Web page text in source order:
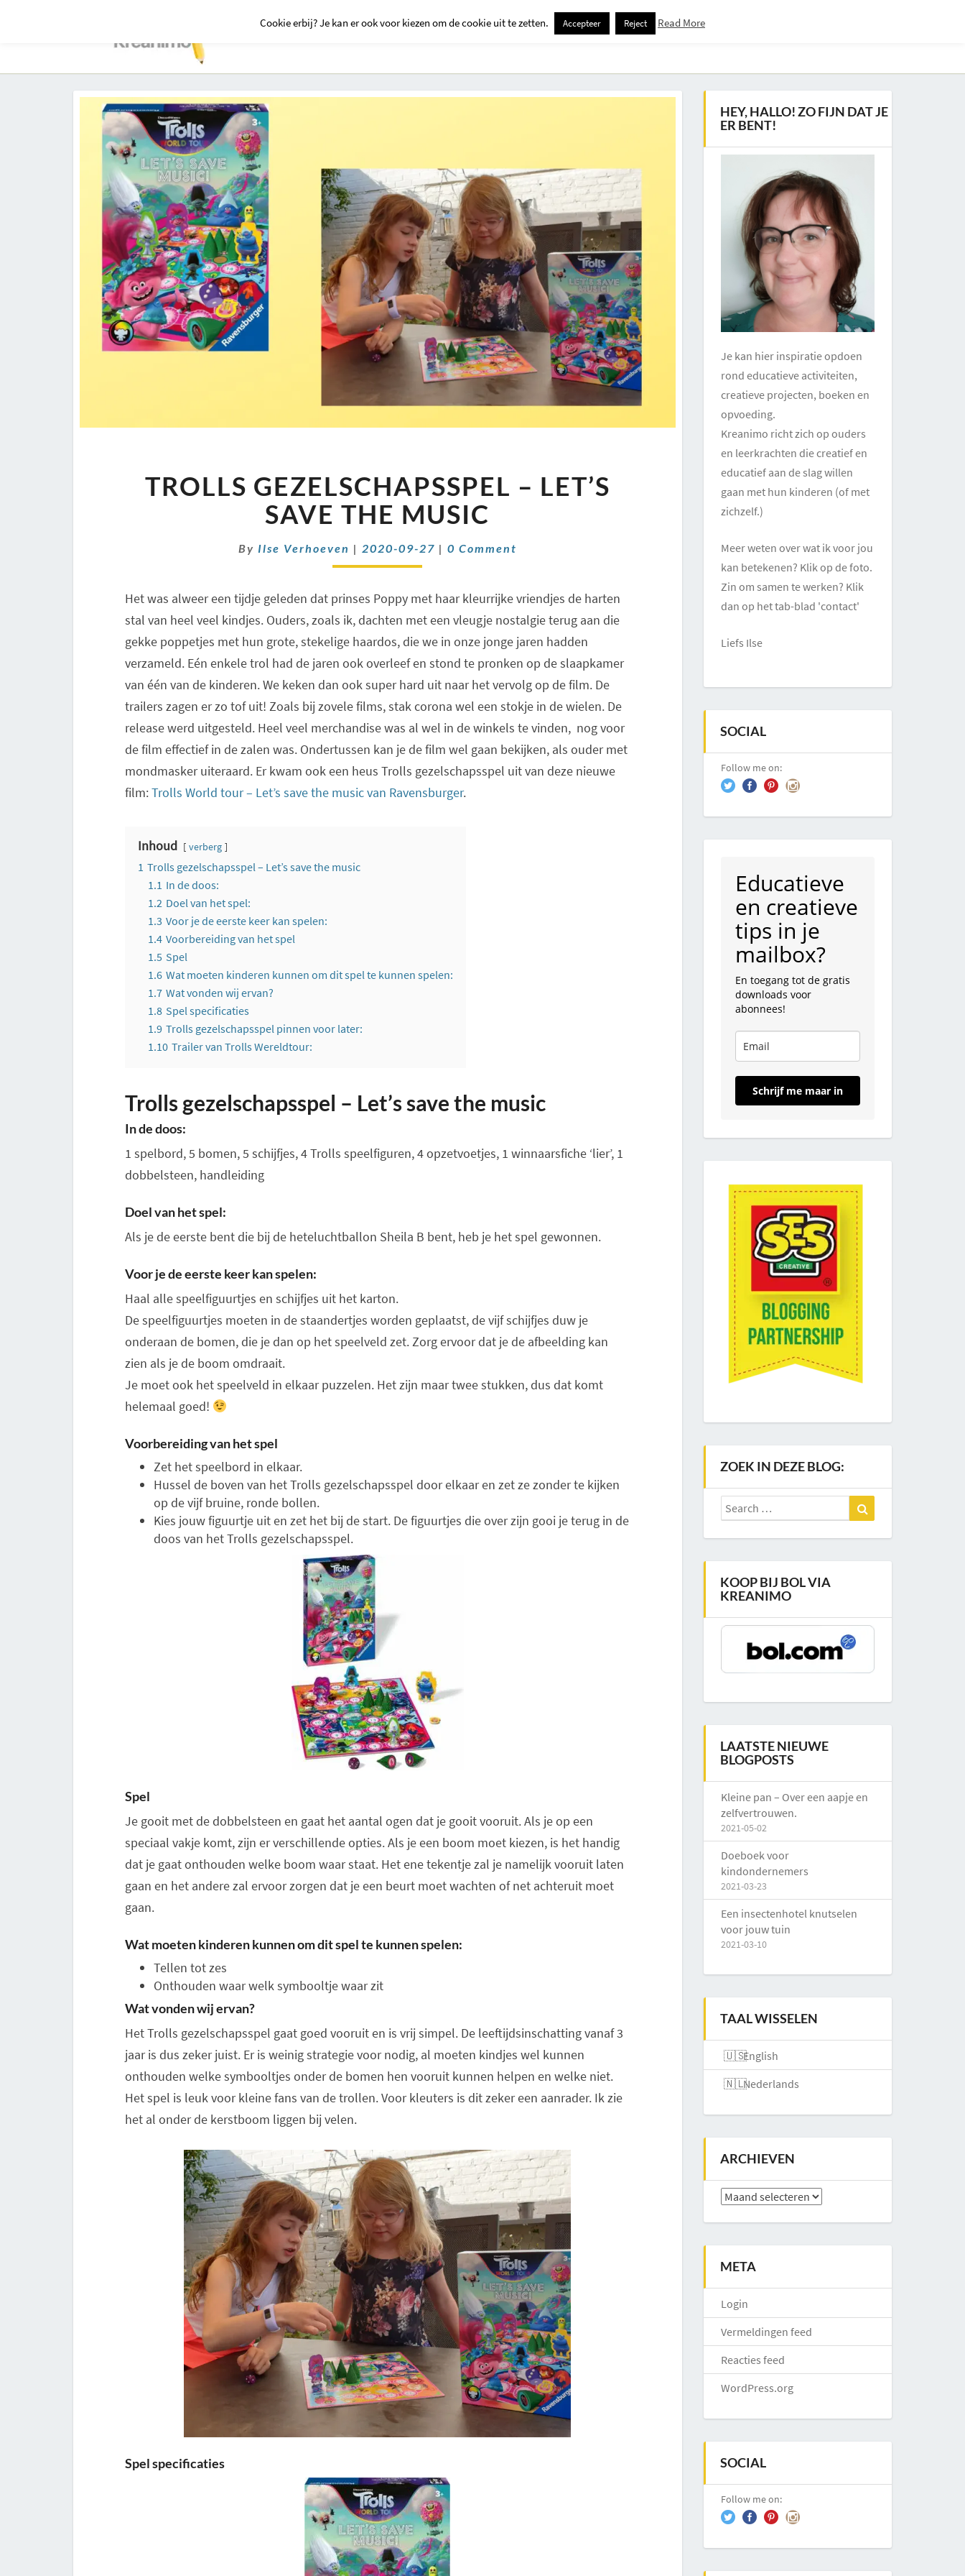
Contact Kids Creatief Erop Uit Huis En Tuin Downloadspagina – Voor Nieuwsbrief Abonnees
GEZELSCHAPSSPEL
–
LET’S
THE
TROLLS GEZELSCHAPSSPEL – LET’S
SAVE THE MUSIC
By Ilse Verhoeven | 2020-09-27 | Comments
0 Comment
Het was alweer een tijdje geleden dat prinses Poppy met haar kleurrijke vriendjes de harten
stal van heel veel kindjes. Ouders, zoals ik, dachten met een vleugje nostalgie terug aan die
gekke poppetjes met hun grote, stekelige haardos, die we in onze jonge jaren hadden
verzameld. Eén enkele trol had de jaren ook overleef en stond te pronken op de slaapkamer
van één van de kinderen. We keken dan ook super hard uit naar het vervolg op de film. De
trailers zagen er zo tof uit! Zoals bij zovele films, stak corona wel een stokje in de wielen. De
release werd uitgesteld. Heel veel merchandise was al wel in de winkels te vinden, nog voor
de film effectief in de zalen was. Ondertussen kan je de film wel gaan bekijken, als ouder met
mondmasker uiteraard. Er kwam ook een heus Trolls gezelschapsspel uit van deze nieuwe
film:Trolls World tour – Let’s save the music van Ravensburger.
Inhoud verberg
1 Trolls gezelschapsspel – Let’s save the music
1.1 In de doos:
1.2 Doel van het spel:
1.3 Voor je de eerste keer kan spelen:
1.4 Voorbereiding van het spel
1.5 Spel
1.6 Wat moeten kinderen kunnen om dit spel te kunnen spelen:
1.7 Wat vonden wij ervan?
1.8 Spel specificaties
1.9 Trolls gezelschapsspel pinnen voor later:
1.10 Trailer van Trolls Wereldtour:
Trolls gezelschapsspel – Let’s save the music
In de doos:
1 spelbord, 5 bomen, 5 schijfjes, 4 Trolls speelfiguren, 4 opzetvoetjes, 1 winnaarsfiche ‘lier’, 1
dobbelsteen, handleiding
Doel van het spel:
Als je de eerste bent die bij de heteluchtballon Sheila B bent, heb je het spel gewonnen.
Voor je de eerste keer kan spelen:
Haal alle speelfiguurtjes en schijfjes uit het karton.
De speelfiguurtjes moeten in de staandertjes worden geplaatst, de vijf schijfjes duw je
onderaan de bomen, die je dan op het speelveld zet. Zorg ervoor dat je de afbeelding kan
zien als je de boom omdraait.
Je moet ook het speelveld in elkaar puzzelen. Het zijn maar twee stukken, dus dat komt
helemaal goed!
Voorbereiding van het spel
Zet het speelbord in elkaar.
Hussel de boven van het Trolls gezelschapsspel door elkaar en zet ze zonder te kijken
op de vijf bruine, ronde bollen.
Kies jouw figuurtje uit en zet het bij de start. De figuurtjes die over zijn gooi je terug in de
doos van het Trolls gezelschapsspel.
Spel
Je gooit met de dobbelsteen en gaat het aantal ogen dat je gooit vooruit. Als je op een
speciaal vakje komt, zijn er verschillende opties. Als je een boom moet kiezen, is het handig
dat je gaat onthouden welke boom waar staat. Het ene tekentje zal je namelijk vooruit laten
gaan en het andere zal ervoor zorgen dat je een beurt moet wachten of net achteruit moet
gaan.
Wat moeten kinderen kunnen om dit spel te kunnen spelen:
Tellen tot zes
Onthouden waar welk symbooltje waar zit
Wat vonden wij ervan?
Het Trolls gezelschapsspel gaat goed vooruit en is vrij simpel. De leeftijdsinschatting vanaf 3
jaar is dus zeker juist. Er is weinig strategie voor nodig, al moeten kindjes wel kunnen
onthouden welke symbooltjes onder de bomen hen vooruit kunnen helpen en welke niet.
Het spel is leuk voor kleine fans van de trollen. Voor kleuters is dit zeker een aanrader. Ik zie
het al onder de kerstboom liggen bij velen.
Spel specificaties
HEY, HALLO! ZO FIJN DAT JE
ER BENT!
Je kan hier inspiratie opdoen
rond educatieve activiteiten,
creatieve projecten, boeken en
opvoeding.
Kreanimo richt zich op ouders
en leerkrachten die creatief en
educatief aan de slag willen
gaan met hun kinderen (of met
zichzelf.)
Meer weten over wat ik voor jou
kan betekenen? Klik op de foto.
Zin om samen te werken? Klik
dan op het tab-blad 'contact'
Liefs Ilse
SOCIAL
Follow me on:
Educatieve
en creatieve
tips in je
mailbox?
En toegang tot de gratis
downloads voor
abonnees!
Schrijf me maar in
ZOEK IN DEZE BLOG:
Search
for:
KOOP BIJ BOL VIA
KREANIMO
LAATSTE NIEUWE
BLOGPOSTS
Kleine pan – Over een aapje en
zelfvertrouwen.
2021-05-02
Doeboek voor
kindondernemers
2021-03-23
Een insectenhotel knutselen
voor jouw tuin
2021-03-10
TAAL WISSELEN
English
Nederlands
ARCHIEVEN
Archieven
META
Login
Vermeldingen feed
Reacties feed
WordPress.org
SOCIAL
Follow me on:
Cookie erbij? Je kan er ook voor kiezen om de cookie uit te zetten. Accepteer Reject Read More